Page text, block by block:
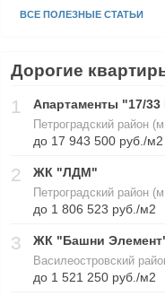
ВСЕ ПОЛЕЗНЫЕ СТАТЬИ
Дорогие
1 Апартаменты "17/33
Петроградский район
до 17 943 500 руб./м2
2 ЖК "ЛДМ"
Петроградский район
до 1 806 523 руб./м2
3 ЖК "Башни
Василеостровский
до 1 521 250 руб./м2